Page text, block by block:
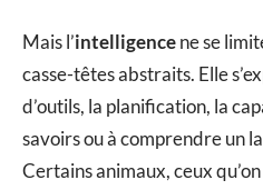
Mais l’intelligencene se
casse-têtes abstraits. Elle
d’outils, la planification, la
savoirs ou à comprendre un
Certains animaux, ceux